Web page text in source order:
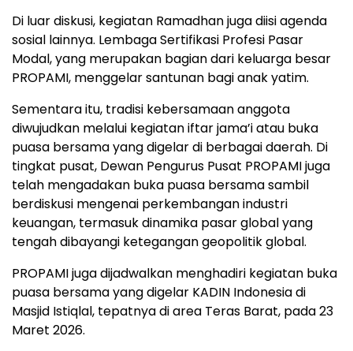
Di luar diskusi, kegiatan Ramadhan juga diisi agenda
sosial lainnya. Lembaga Sertifikasi Profesi Pasar
Modal, yang merupakan bagian dari keluarga besar
PROPAMI, menggelar santunan bagi anak yatim.
Sementara itu, tradisi kebersamaan anggota
diwujudkan melalui kegiatan iftar jama’i atau buka
puasa bersama yang digelar di berbagai daerah. Di
tingkat pusat, Dewan Pengurus Pusat PROPAMI juga
telah mengadakan buka puasa bersama sambil
berdiskusi mengenai perkembangan industri
keuangan, termasuk dinamika pasar global yang
tengah dibayangi ketegangan geopolitik global.
PROPAMI juga dijadwalkan menghadiri kegiatan buka
puasa bersama yang digelar KADIN Indonesia di
Masjid Istiqlal, tepatnya di area Teras Barat, pada 23
Maret 2026.